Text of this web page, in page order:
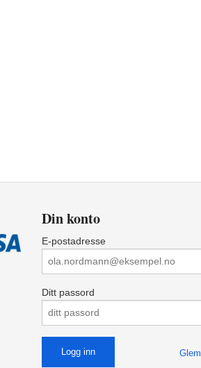
Din konto
E-postadresse
Ditt passord